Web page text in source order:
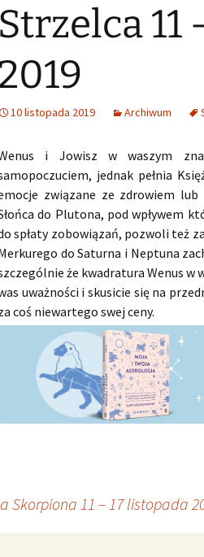
Strzelca 11
2019
10 listopada 2019 Archiwum
i Jowisz w waszym
jednak pełnia
związane ze zdrowiem
do Plutona, pod wpływem
spłaty zobowiązań, pozwoli też
do Saturna i Neptuna
że kwadratura Wenus w
uważności i skusicie się na
coś niewartego swej ceny.
Skorpiona 11 – 17 listopada